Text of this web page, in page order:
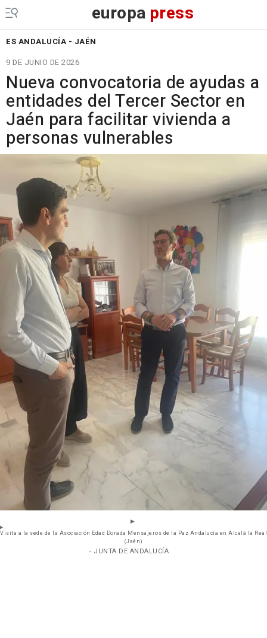
europa press
ES ANDALUCÍA - JAÉN
9 DE JUNIO DE 2026
Nueva convocatoria de ayudas a
entidades del Tercer Sector en
Jaén para facilitar vivienda a
personas vulnerables
Visita a la sede de la Asociación Edad Dorada Mensajeros de la Paz Andalucía en Alcalá la Real
(Jaén)
- JUNTA DE ANDALUCÍA